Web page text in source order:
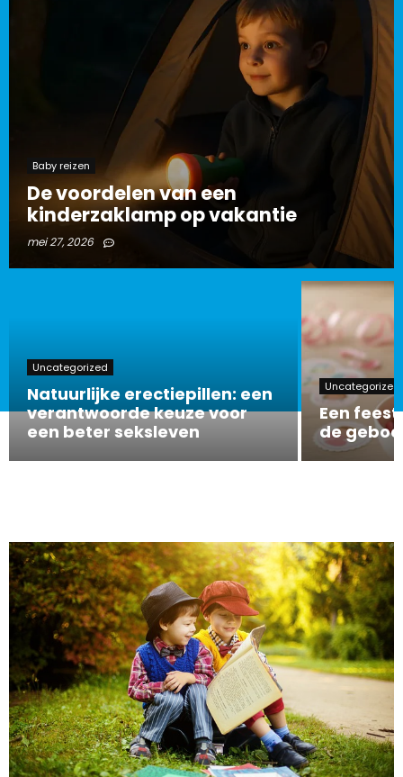
Baby reizen
De voordelen van een
kinderzaklamp op vakantie
mei 27, 2026
Uncategorized
Natuurlijke erectiepillen: een
verantwoorde keuze voor
een beter seksleven
Uncategorized
Een
de